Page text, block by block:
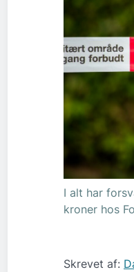
I alt har
kroner hos
Skrevet af: